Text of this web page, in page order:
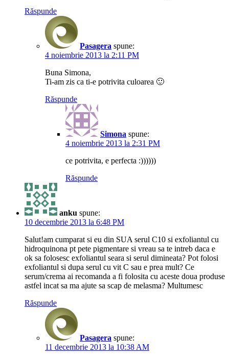
Răspunde
Pasagera spune:
4 noiembrie 2013 la 2:11 PM
Buna Simona,
Ti-am zis ca ti-e potrivita culoarea 🙂
Răspunde
Simona spune:
4 noiembrie 2013 la 2:31 PM
ce potrivita, e perfecta :))))))
Răspunde
anku spune:
10 decembrie 2013 la 6:48 PM
Salut!am cumparat si eu din SUA serul C10 si exfoliantul cu
hidroquinona pt pete pigmentare si vreau sa te intreb daca e
ok sa folosesc exfoliantul seara si serul dimineata? Pot folosi
exfoliantul si dupa serul cu vit C sau e prea mult? Ce
serum/crema ai recomanda a fi folosita cu aceste doua produse
astfel incat sa ma ajute sa scap de melasma? Multumesc
Răspunde
Pasagera spune:
11 decembrie 2013 la 10:38 AM